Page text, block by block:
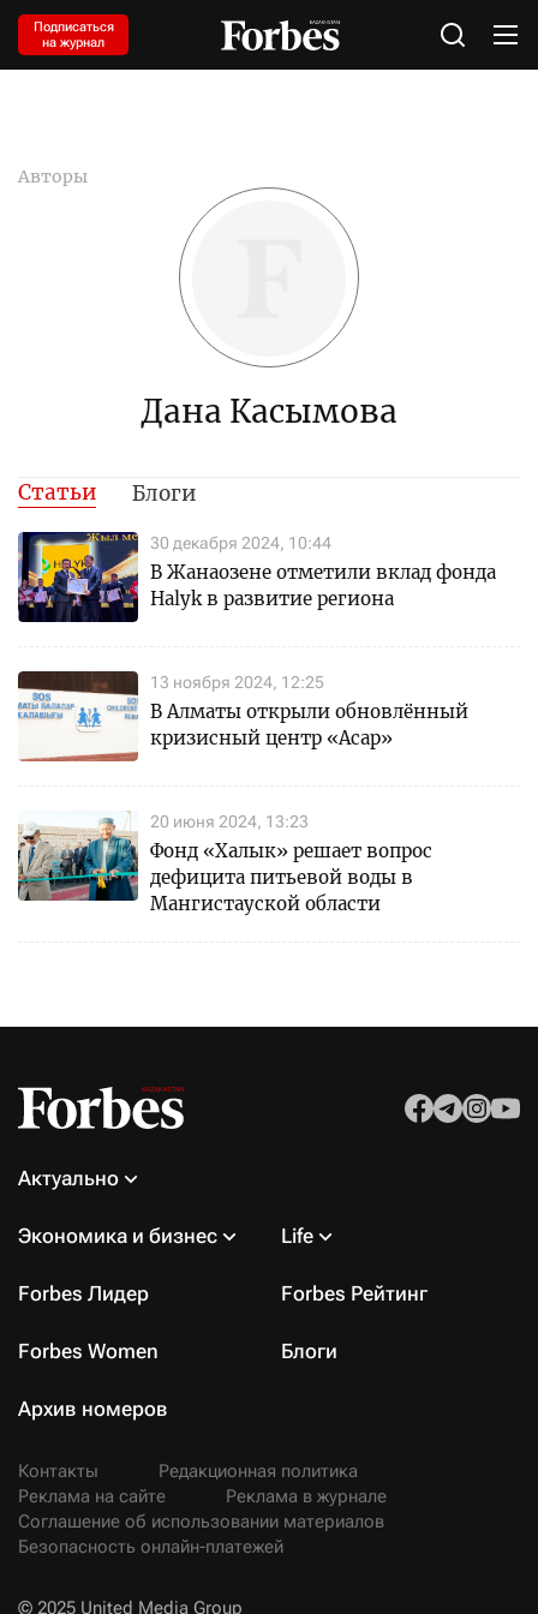
Подписаться
на журнал
Авторы
Дана Касымова
Статьи Блоги
30 декабря 2024, 10:44
В Жанаозене отметили вклад фонда
Halyk в развитие региона
13 ноября 2024, 12:25
В Алматы открыли обновлённый
кризисный центр «Асар»
20 июня 2024, 13:23
Фонд «Халык» решает вопрос
дефицита питьевой воды в
Мангистауской области
Актуально
Экономика и бизнес Life
Forbes Лидер Forbes Рейтинг
Forbes Women Блоги
Архив номеров
Контакты
Редакционная политика
Реклама на сайте
Реклама в журнале
Соглашение об использовании материалов
Безопасность онлайн-платежей
© 2025 United Media Group